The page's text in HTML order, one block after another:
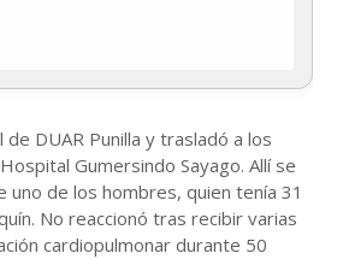
DUAR Punilla y trasladó a los
Gumersindo Sayago. Allí se
de los hombres, quien tenía 31
No reaccionó tras recibir varias
cardiopulmonar durante 50